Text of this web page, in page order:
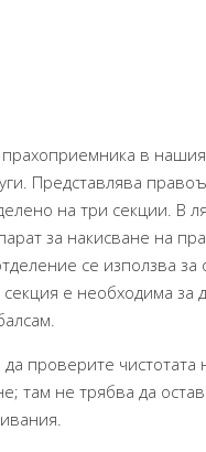
в
Представлява
на три секции. В
за накисване на
се използва за
е необходима за
проверите чистотата
там не трябва да